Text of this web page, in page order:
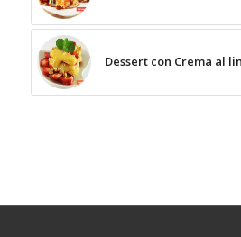
Dessert con Crema al